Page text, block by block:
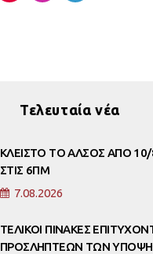
Τελευταία νέα
ΚΛΕΙΣΤΟ ΤΟ ΑΛΣΟΣ ΑΠΟ
ΣΤΙΣ 6ΠΜ
7.08.2026
ΤΕΛΙΚΟΙ ΠΙΝΑΚΕΣ
ΠΡΟΣΛΗΠΤΕΩΝ ΤΩΝ